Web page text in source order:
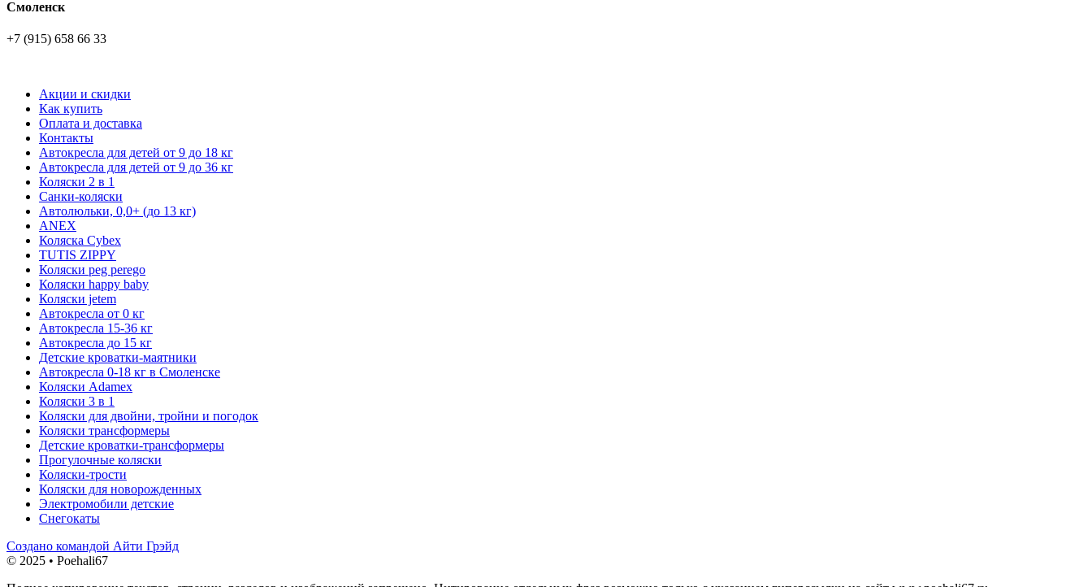
Смоленск
+7 (915) 658 66 33
Акции и скидки
Как купить
Оплата и доставка
Контакты
Автокресла для детей от 9 до 18 кг
Автокресла для детей от 9 до 36 кг
Коляски 2 в 1
Санки-коляски
Автолюльки, 0,0+ (до 13 кг)
ANEX
Коляска Cybex
TUTIS ZIPPY
Коляски peg perego
Коляски happy baby
Коляски jetem
Автокресла от 0 кг
Автокресла 15-36 кг
Автокресла до 15 кг
Детские кроватки-маятники
Автокресла 0-18 кг в Смоленске
Коляски Adamex
Коляски 3 в 1
Коляски для двойни, тройни и погодок
Коляски трансформеры
Детские кроватки-трансформеры
Прогулочные коляски
Коляски-трости
Коляски для новорожденных
Электромобили детские
Снегокаты
Создано командой Айти Грэйд
© 2025 • Poehali67